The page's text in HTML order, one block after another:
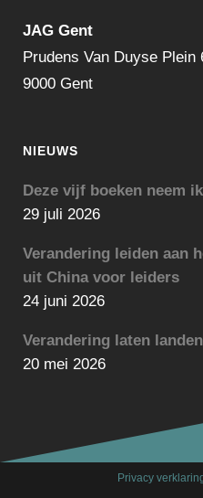
JAG Gent
Prudens Van Duyse Plein
9000 Gent
NIEUWS
Deze vijf boeken neem
29 juli 2026
Verandering leiden aan
uit China voor leiders
24 juni 2026
Verandering laten
20 mei 2026
Privacy